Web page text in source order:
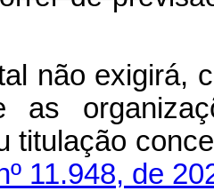
não exigirá,
as
titulação
11.948, de